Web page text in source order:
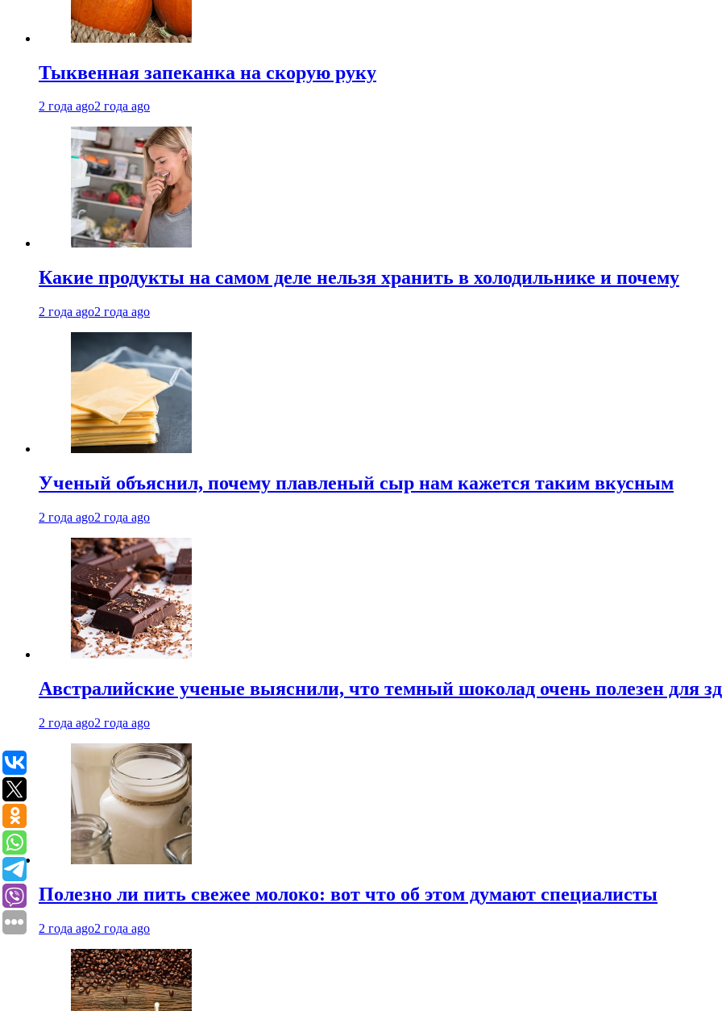
Тыквенная запеканка на скорую руку
2 года ago2 года ago
Какие продукты на самом деле нельзя хранить в холодильнике и почему
2 года ago2 года ago
Ученый объяснил, почему плавленый сыр нам кажется таким вкусным
2 года ago2 года ago
Австралийские ученые выяснили, что темный шоколад очень полезен для
2 года ago2 года ago
Полезно ли пить свежее молоко: вот что об этом думают специалисты
2 года ago2 года ago